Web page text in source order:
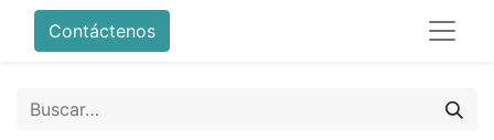
Contáctenos